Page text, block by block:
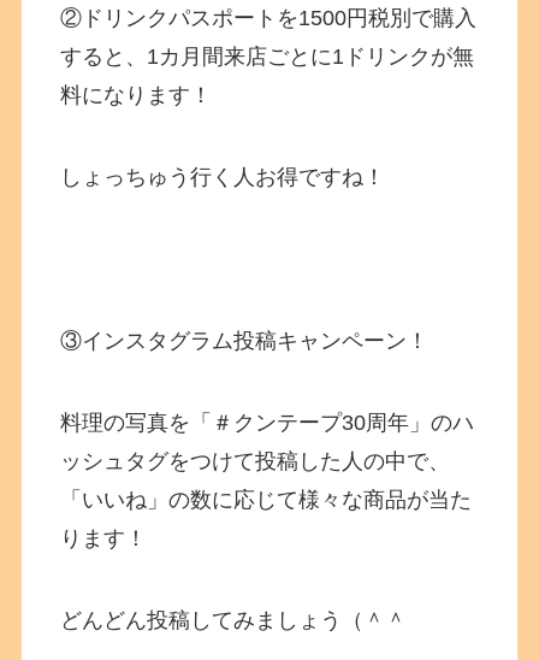
②ドリンクパスポートを1500円税別で購入
すると、1カ月間来店ごとに1ドリンクが無
料になります！
しょっちゅう行く人お得ですね！
③インスタグラム投稿キャンペーン！
料理の写真を「＃クンテープ30周年」のハ
ッシュタグをつけて投稿した人の中で、
「いいね」の数に応じて様々な商品が当た
ります！
どんどん投稿してみましょう（＾＾